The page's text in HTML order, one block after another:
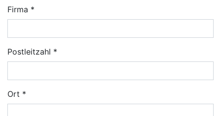
Firma
Postleitzahl
Ort